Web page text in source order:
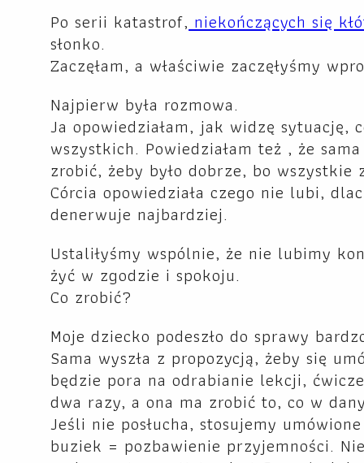
Po serii katastrof, niekończących się
słonko.
Zaczęłam, a właściwie zaczęłyśmy
Najpierw była rozmowa.
Ja opowiedziałam, jak widzę
wszystkich. Powiedziałam też , że
zrobić, żeby było dobrze, bo wszystkie
Córcia opowiedziała czego nie lubi,
denerwuje najbardziej.
Ustaliłyśmy wspólnie, że nie lubimy
żyć w zgodzie i spokoju.
Co zrobić?
Moje dziecko podeszło do sprawy
Sama wyszła z propozycją, żeby się
będzie pora na odrabianie lekcji,
dwa razy, a ona ma zrobić to, co w
Jeśli nie posłucha, stosujemy
buziek = pozbawienie przyjemności.